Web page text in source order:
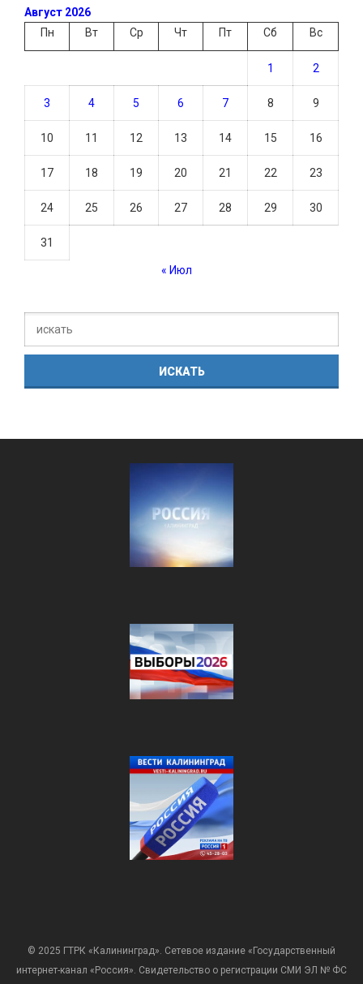
Август 2026
Пн
Вт Ср Чт Пт Сб Вс
1 2
3 4 5 6 7 8 9
10 11 12 13 14 15 16
17 18 19 20 21 22 23
24 25 26 27 28 29 30
31
« Июл
© 2025 ГТРК «Калининград». Сетевое издание «Государственный
интернет-канал «Россия». Свидетельство о регистрации СМИ ЭЛ № ФС